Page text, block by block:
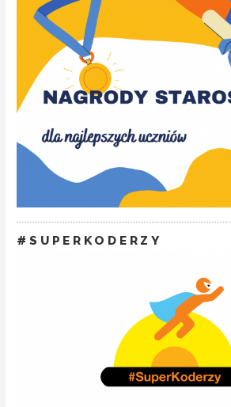
#SUPERKODERZY